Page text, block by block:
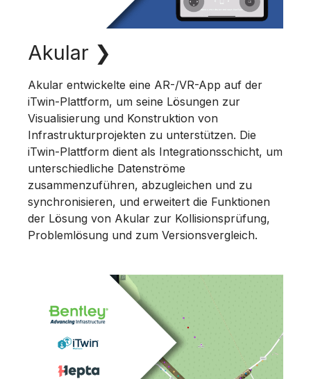
Akular ❯
Akular entwickelte eine AR-/VR-App auf der
iTwin-Plattform, um seine Lösungen zur
Visualisierung und Konstruktion von
Infrastrukturprojekten zu unterstützen. Die
iTwin-Plattform dient als Integrationsschicht, um
unterschiedliche Datenströme
zusammenzuführen, abzugleichen und zu
synchronisieren, und erweitert die Funktionen
der Lösung von Akular zur Kollisionsprüfung,
Problemlösung und zum Versionsvergleich.